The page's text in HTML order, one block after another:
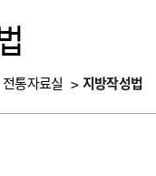
전통자료실 > 지방작성법